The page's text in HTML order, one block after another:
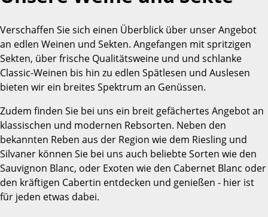
Verschaffen Sie sich einen Überblick über unser Angebot
an edlen Weinen und Sekten. Angefangen mit spritzigen
Sekten, über frische Qualitätsweine und und schlanke
Classic-Weinen bis hin zu edlen Spätlesen und Auslesen
bieten wir ein breites Spektrum an Genüssen.
Zudem finden Sie bei uns ein breit gefächertes Angebot an
klassischen und modernen Rebsorten. Neben den
bekannten Reben aus der Region wie dem Riesling und
Silvaner können Sie bei uns auch beliebte Sorten wie den
Sauvignon Blanc, oder Exoten wie den Cabernet Blanc oder
den kräftigen Cabertin entdecken und genießen - hier ist
für jeden etwas dabei.